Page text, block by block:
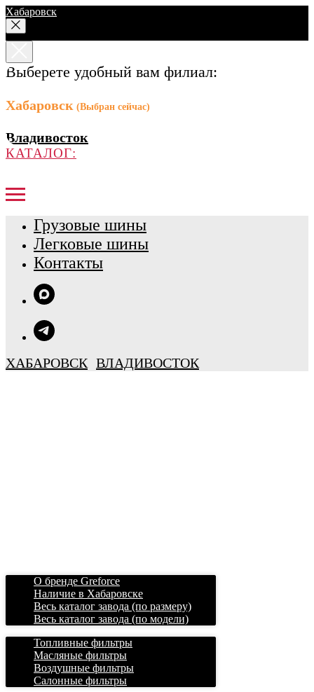
Хабаровск
Выберете удобный вам филиал:
Хабаровск (Выбран сейчас)
Владивосток
КАТАЛОГ:
Грузовые шины
Легковые шины
Контакты
ХАБАРОВСК ВЛАДИВОСТОК
О бренде Greforce
Наличие в Хабаровске
Весь каталог завода (по размеру)
Весь каталог завода (по модели)
Топливные фильтры
Масляные фильтры
Воздушные фильтры
Салонные фильтры